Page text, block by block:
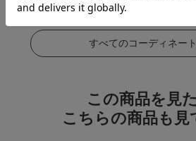
この商品をコーデす
すべてのコーディネー
この商品を見
こちらの商品も見